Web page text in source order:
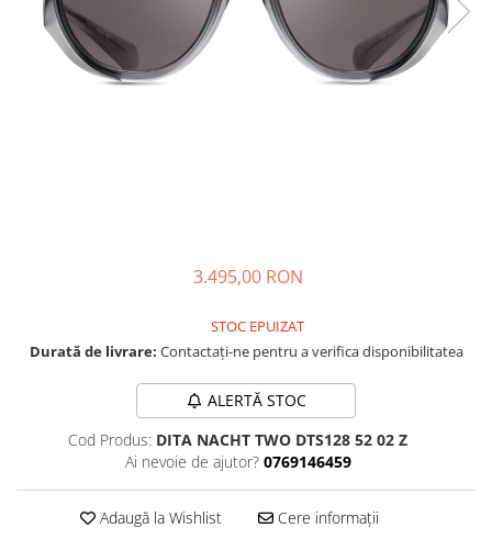
Materiale prețioase
Last Chance %
Materiale prețioase
Last chance %
DILEM
LAPIMA
LINDA FARROW
3.495,00 RON
STOC EPUIZAT
Durată de livrare: Contactați-ne pentru a verifica disponibilitatea
ALERTĂ STOC
Cod Produs: DITA NACHT TWO DTS128 52 02 Z
Ai nevoie de ajutor? 0769146459
Adaugă la Wishlist Cere informații